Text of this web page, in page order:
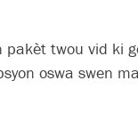
pakèt twou vid
oswa swen